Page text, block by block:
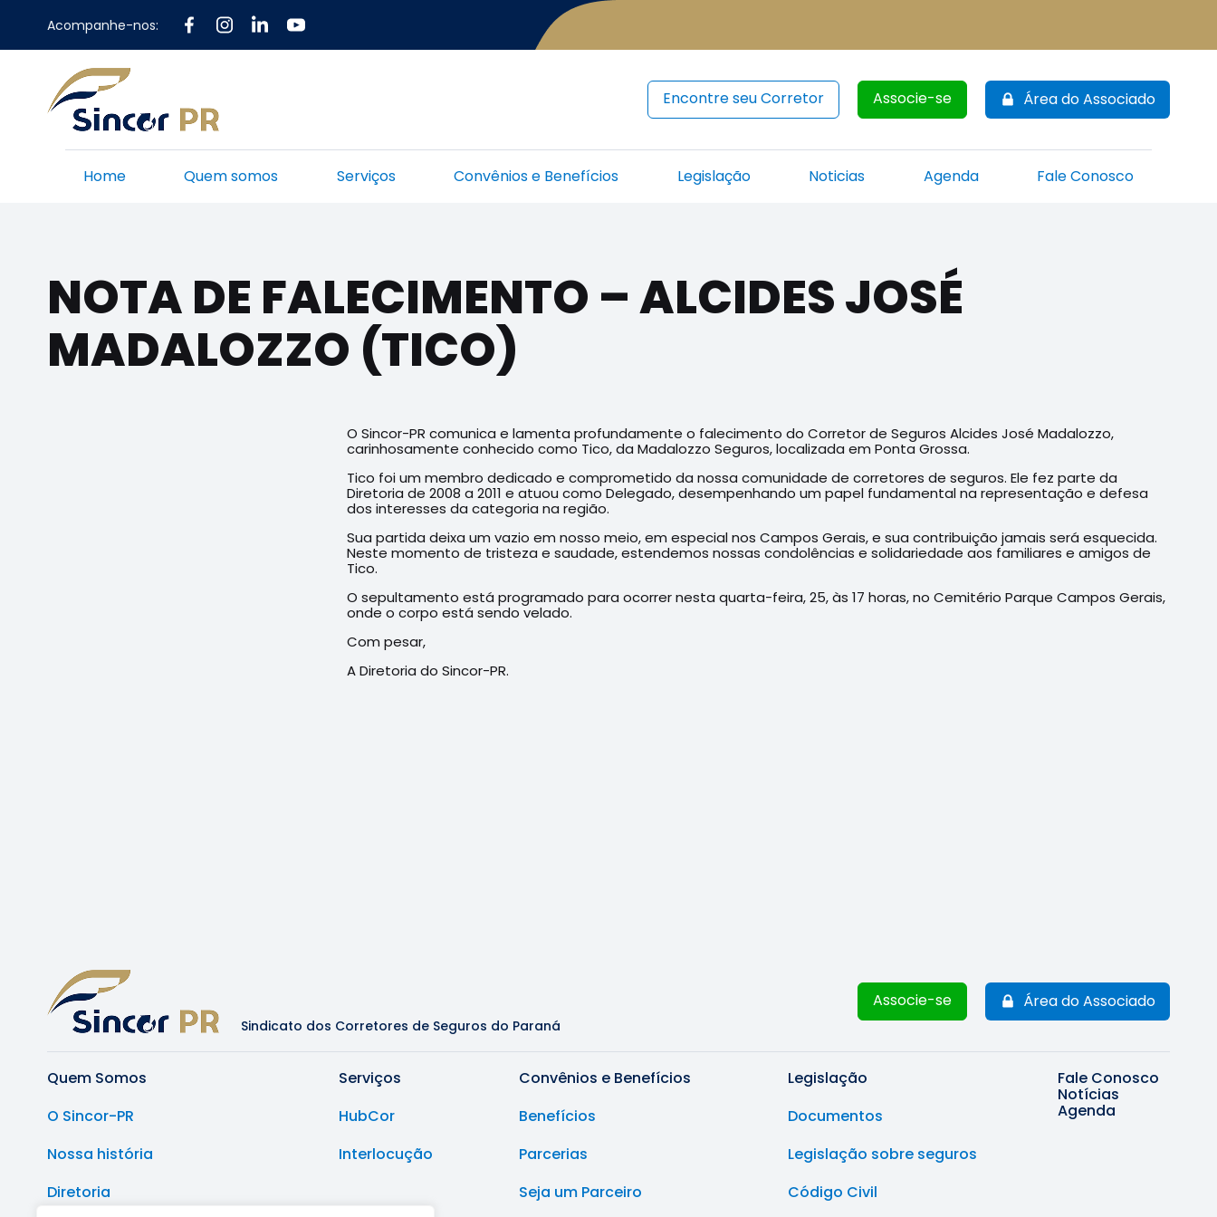
Acompanhe-nos:
Encontre seu Corretor Associe-se Área do Associado
Home Quem somos Serviços Convênios e Benefícios Legislação Noticias Agenda Fale Conosco
NOTA DE FALECIMENTO – ALCIDES JOSÉ
MADALOZZO (TICO)
O Sincor-PR comunica e lamenta profundamente o falecimento do Corretor de Seguros Alcides José Madalozzo,
carinhosamente conhecido como Tico, da Madalozzo Seguros, localizada em Ponta Grossa.
Tico foi um membro dedicado e comprometido da nossa comunidade de corretores de seguros. Ele fez parte da
Diretoria de 2008 a 2011 e atuou como Delegado, desempenhando um papel fundamental na representação e defesa
dos interesses da categoria na região.
Sua partida deixa um vazio em nosso meio, em especial nos Campos Gerais, e sua contribuição jamais será esquecida.
Neste momento de tristeza e saudade, estendemos nossas condolências e solidariedade aos familiares e amigos de
Tico.
O sepultamento está programado para ocorrer nesta quarta-feira, 25, às 17 horas, no Cemitério Parque Campos Gerais,
onde o corpo está sendo velado.
Com pesar,
A Diretoria do Sincor-PR.
Sindicato dos Corretores de Seguros do Paraná
Associe-se Área do Associado
Quem Somos
O Sincor-PR
Nossa história
Diretoria
Serviços
HubCor
Interlocução
Convênios e Benefícios
Benefícios
Parcerias
Seja um Parceiro
Legislação
Documentos
Legislação sobre seguros
Código Civil
Fale Conosco
Notícias
Agenda